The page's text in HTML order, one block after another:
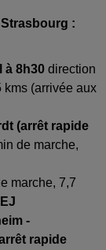
:
à 8h30 direction
kms (arrivée aux
(arrêt rapide
de marche,
marche, 7,7
-
rapide